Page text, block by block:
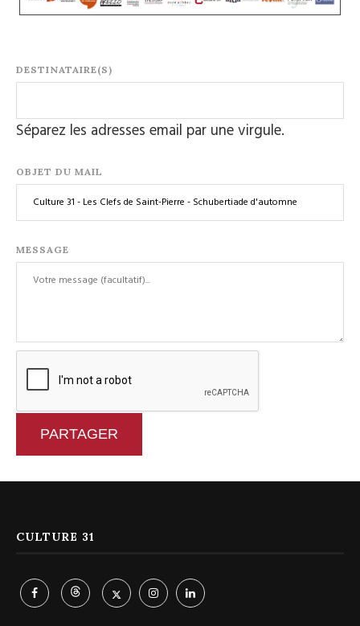
DESTINATAIRE(S)
Séparez les adresses email par une virgule.
OBJET DU MAIL
MESSAGE
PARTAGER
CULTURE 31